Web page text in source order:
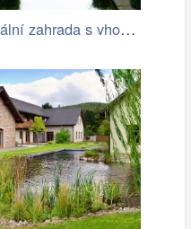
formální zahrada s vhodně zvoleným…